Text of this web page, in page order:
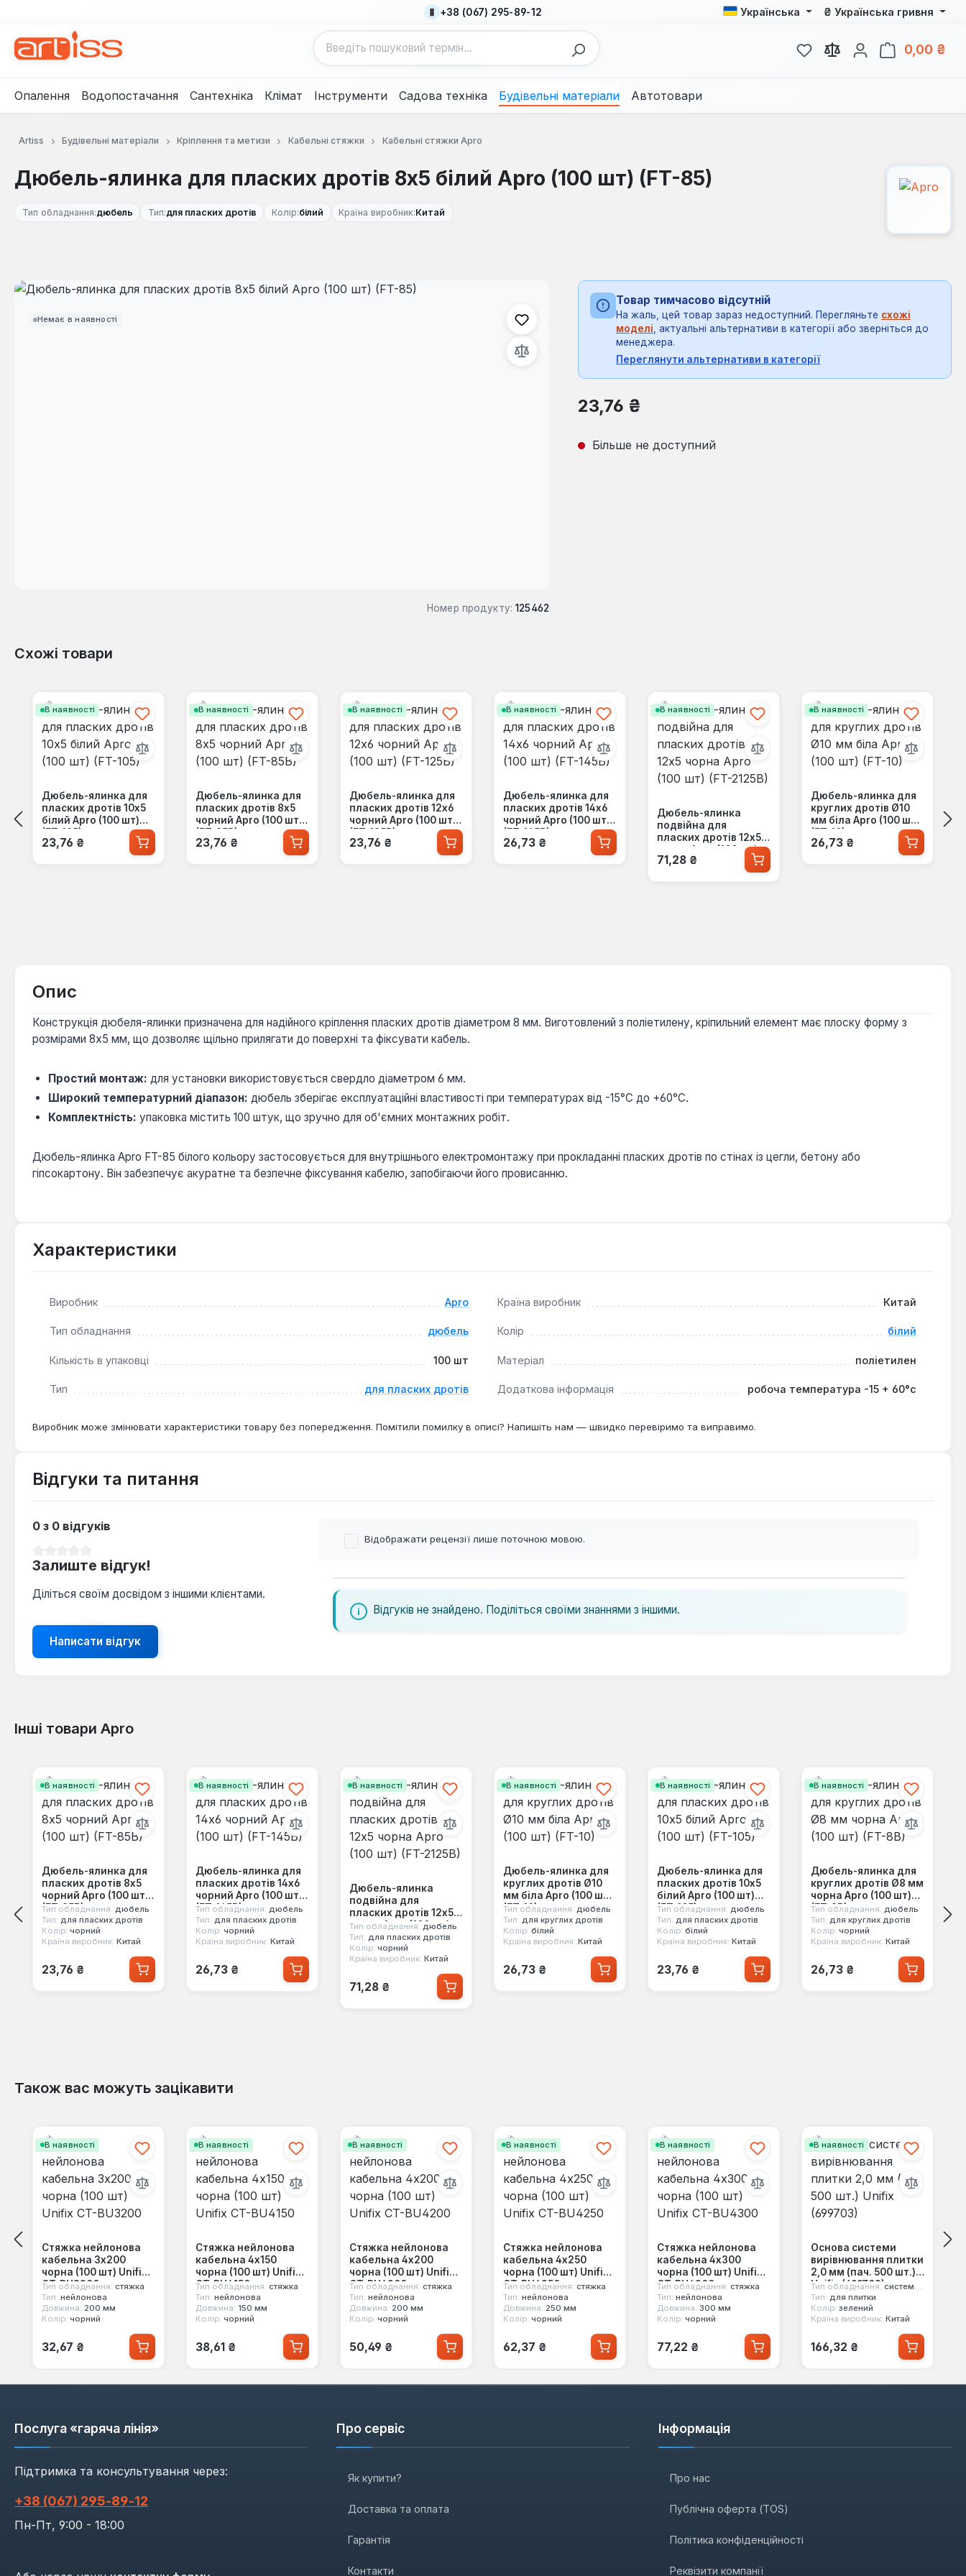
+38 (067) 295-89-12 Українська ₴ Українська гривня
У вас є 0 у списку бажань
0,00 ₴
Опалення Водопостачання Сантехніка Клімат Інструменти Садова техніка Будівельні матеріали Автотовари
Artiss Будівельні матеріали Кріплення та метизи Кабельні стяжки Кабельні стяжки Apro
Дюбель-ялинка для пласких дротів 8x5 білий Apro (100 шт) (FT-85)
Тип обладнання:дюбель Тип:для пласких дротів Колір:білий Країна виробник:Китай
Немає в наявності
Пропустити галерею зображень
Номер продукту: 125462
Товар тимчасово відсутній
На жаль, цей товар зараз недоступний. Перегляньте схожі
моделі , актуальні альтернативи в категорії або зверніться до
менеджера.
Переглянути альтернативи в категорії
Звичайна ціна:
23,76 ₴
Більше не доступний
Схожі товари
В наявності
Дюбель-ялинка для
пласких дротів 10x5
білий Apro (100 шт)
(FT-105)
Звичайна ціна:
23,76 ₴
В наявності
Дюбель-ялинка для
пласких дротів 8x5
чорний Apro (100 шт)
(FT-85B)
Звичайна ціна:
23,76 ₴
В наявності
Дюбель-ялинка для
пласких дротів 12x6
чорний Apro (100 шт)
(FT-125B)
Звичайна ціна:
23,76 ₴
В наявності
Дюбель-ялинка для
пласких дротів 14x6
чорний Apro (100 шт)
(FT-145B)
Звичайна ціна:
26,73 ₴
В наявності
Дюбель-ялинка
подвійна для
пласких дротів 12x5
чорна Apro (100 шт)
(FT-2125B)
Звичайна ціна:
71,28 ₴
В наявності
Дюбель-ялинка для
круглих дротів Ø10
мм біла Apro (100 шт)
(FT-10)
Звичайна ціна:
26,73 ₴
Опис
Конструкція дюбеля-ялинки призначена для надійного кріплення пласких дротів діаметром 8 мм. Виготовлений з поліетилену, кріпильний елемент має плоску форму з
розмірами 8x5 мм, що дозволяє щільно прилягати до поверхні та фіксувати кабель.
Простий монтаж: для установки використовується свердло діаметром 6 мм.
Широкий температурний діапазон: дюбель зберігає експлуатаційні властивості при температурах від -15°C до +60°C.
Комплектність: упаковка містить 100 штук, що зручно для об'ємних монтажних робіт.
Дюбель-ялинка Apro FT-85 білого кольору застосовується для внутрішнього електромонтажу при прокладанні пласких дротів по стінах із цегли, бетону або
гіпсокартону. Він забезпечує акуратне та безпечне фіксування кабелю, запобігаючи його провисанню.
Характеристики
Виробник Apro Країна виробник Китай
Тип обладнання дюбель Колір білий
Кількість в упаковці 100 шт Матеріал поліетилен
Тип для пласких дротів Додаткова інформація робоча температура -15 + 60°с
Виробник може змінювати характеристики товару без попередження. Помітили помилку в описі? Напишіть нам — швидко перевіримо та виправимо.
Відгуки та питання
0 з 0 відгуків
Залиште відгук!
Діліться своїм досвідом з іншими клієнтами.
Написати відгук
Відображати рецензії лише поточною мовою.
Відгуків не знайдено. Поділіться своїми знаннями з іншими.
Інші товари Apro
В наявності
Дюбель-ялинка для
пласких дротів 8x5
чорний Apro (100 шт)
(FT-85B)
Тип обладнання: дюбель
Тип: для пласких дротів
Колір: чорний
Країна виробник: Китай
Звичайна ціна:
23,76 ₴
В наявності
Дюбель-ялинка для
пласких дротів 14x6
чорний Apro (100 шт)
(FT-145B)
Тип обладнання: дюбель
Тип: для пласких дротів
Колір: чорний
Країна виробник: Китай
Звичайна ціна:
26,73 ₴
В наявності
Дюбель-ялинка
подвійна для
пласких дротів 12x5
чорна Apro (100 шт)
(FT-2125B)
Тип обладнання: дюбель
Тип: для пласких дротів
Колір: чорний
Країна виробник: Китай
Звичайна ціна:
71,28 ₴
В наявності
Дюбель-ялинка для
круглих дротів Ø10
мм біла Apro (100 шт)
(FT-10)
Тип обладнання: дюбель
Тип: для круглих дротів
Колір: білий
Країна виробник: Китай
Звичайна ціна:
26,73 ₴
В наявності
Дюбель-ялинка для
пласких дротів 10x5
білий Apro (100 шт)
(FT-105)
Тип обладнання: дюбель
Тип: для пласких дротів
Колір: білий
Країна виробник: Китай
Звичайна ціна:
23,76 ₴
В наявності
Дюбель-ялинка для
круглих дротів Ø8 мм
чорна Apro (100 шт)
(FT-8B)
Тип обладнання: дюбель
Тип: для круглих дротів
Колір: чорний
Країна виробник: Китай
Звичайна ціна:
26,73 ₴
Також вас можуть зацікавити
В наявності
Стяжка нейлонова
кабельна 3x200
чорна (100 шт) Unifix
CT-BU3200
Тип обладнання: стяжка
Тип: нейлонова
Довжина: 200 мм
Колір: чорний
Звичайна ціна:
32,67 ₴
В наявності
Стяжка нейлонова
кабельна 4x150
чорна (100 шт) Unifix
CT-BU4150
Тип обладнання: стяжка
Тип: нейлонова
Довжина: 150 мм
Колір: чорний
Звичайна ціна:
38,61 ₴
В наявності
Стяжка нейлонова
кабельна 4x200
чорна (100 шт) Unifix
CT-BU4200
Тип обладнання: стяжка
Тип: нейлонова
Довжина: 200 мм
Колір: чорний
Звичайна ціна:
50,49 ₴
В наявності
Стяжка нейлонова
кабельна 4x250
чорна (100 шт) Unifix
CT-BU4250
Тип обладнання: стяжка
Тип: нейлонова
Довжина: 250 мм
Колір: чорний
Звичайна ціна:
62,37 ₴
В наявності
Стяжка нейлонова
кабельна 4x300
чорна (100 шт) Unifix
CT-BU4300
Тип обладнання: стяжка
Тип: нейлонова
Довжина: 300 мм
Колір: чорний
Звичайна ціна:
77,22 ₴
В наявності
Основа системи
вирівнювання плитки
2,0 мм (пач. 500 шт.)
Unifix (699703)
Тип обладнання: система вирівнювання плитки
Тип: для плитки
Колір: зелений
Країна виробник: Китай
Звичайна ціна:
166,32 ₴
Послуга «гаряча лінія»
Підтримка та консультування через:
+38 (067) 295‑89‑12
Пн-Пт, 9:00 - 18:00
Про сервіс
Як купити?
Доставка та оплата
Гарантія
Контакти
Інформація
Про нас
Публічна оферта (TOS)
Політика конфіденційності
Реквізити компанії